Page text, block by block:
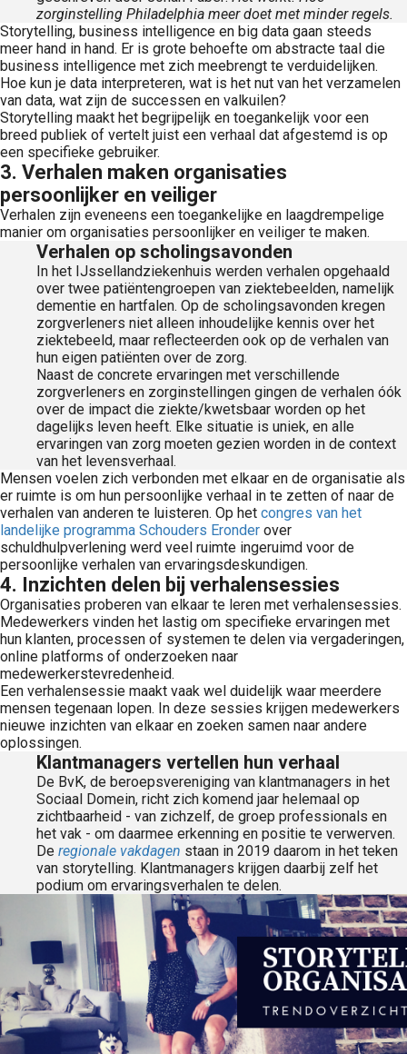
zorginstelling Philadelphia meer doet met minder regels.
Storytelling, business intelligence en big data gaan steeds
meer hand in hand. Er is grote behoefte om abstracte taal die
business intelligence met zich meebrengt te verduidelijken.
Hoe kun je data interpreteren, wat is het nut van het verzamelen
van data, wat zijn de successen en valkuilen?
Storytelling maakt het begrijpelijk en toegankelijk voor een
breed publiek of vertelt juist een verhaal dat afgestemd is op
een specifieke gebruiker.
3. Verhalen maken organisaties
persoonlijker en veiliger
Verhalen zijn eveneens een toegankelijke en laagdrempelige
manier om organisaties persoonlijker en veiliger te maken.
Verhalen op scholingsavonden
In het IJssellandziekenhuis werden verhalen opgehaald
over twee patiëntengroepen van ziektebeelden, namelijk
dementie en hartfalen. Op de scholingsavonden kregen
zorgverleners niet alleen inhoudelijke kennis over het
ziektebeeld, maar reflecteerden ook op de verhalen van
hun eigen patiënten over de zorg.
Naast de concrete ervaringen met verschillende
zorgverleners en zorginstellingen gingen de verhalen óók
over de impact die ziekte/kwetsbaar worden op het
dagelijks leven heeft. Elke situatie is uniek, en alle
ervaringen van zorg moeten gezien worden in de context
van het levensverhaal.
Mensen voelen zich verbonden met elkaar en de organisatie als
er ruimte is om hun persoonlijke verhaal in te zetten of naar de
verhalen van anderen te luisteren. Op het congres van het
landelijke programma Schouders Eronder over
schuldhulpverlening werd veel ruimte ingeruimd voor de
persoonlijke verhalen van ervaringsdeskundigen.
4. Inzichten delen bij verhalensessies
Organisaties proberen van elkaar te leren met verhalensessies.
Medewerkers vinden het lastig om specifieke ervaringen met
hun klanten, processen of systemen te delen via vergaderingen,
online platforms of onderzoeken naar
medewerkerstevredenheid.
Een verhalensessie maakt vaak wel duidelijk waar meerdere
mensen tegenaan lopen. In deze sessies krijgen medewerkers
nieuwe inzichten van elkaar en zoeken samen naar andere
oplossingen.
Klantmanagers vertellen hun verhaal
De BvK, de beroepsvereniging van klantmanagers in het
Sociaal Domein, richt zich komend jaar helemaal op
zichtbaarheid - van zichzelf, de groep professionals en
het vak - om daarmee erkenning en positie te verwerven.
De regionale vakdagen staan in 2019 daarom in het teken
van storytelling. Klantmanagers krijgen daarbij zelf het
podium om ervaringsverhalen te delen.